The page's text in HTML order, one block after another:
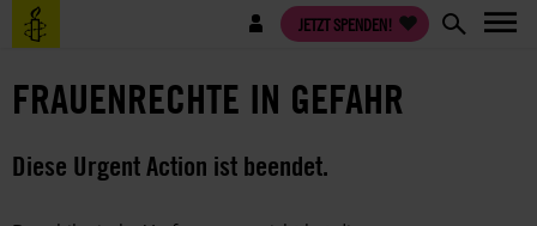
Direkt
zum
Benutzermenü JETZT SPENDEN!
FRAUENRECHTE IN GEFAHR
Diese Urgent Action ist beendet.